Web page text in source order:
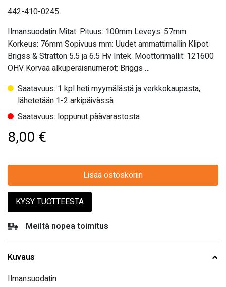
442-410-0245
Ilmansuodatin Mitat: Pituus: 100mm Leveys: 57mm
Korkeus: 76mm Sopivuus mm: Uudet ammattimallin Klipot.
Brigss & Stratton 5.5 ja 6.5 Hv Intek. Moottorimallit: 121600
OHV Korvaa alkuperäisnumerot: Briggs …
Saatavuus: 1 kpl heti myymälästä ja verkkokaupasta,
lähetetään 1-2 arkipäivässä
Saatavuus: loppunut päävarastosta
8,00 €
Lisää ostoskoriin
KYSY TUOTTEESTA
Meiltä nopea toimitus
Kuvaus
Ilmansuodatin